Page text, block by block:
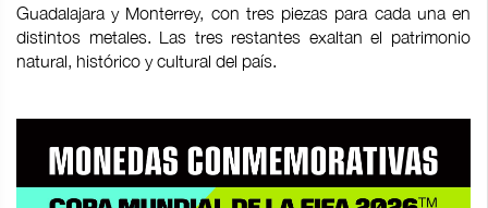
Guadalajara y Monterrey, con tres piezas para cada una en
distintos metales. Las tres restantes exaltan el patrimonio
natural, histórico y cultural del país.